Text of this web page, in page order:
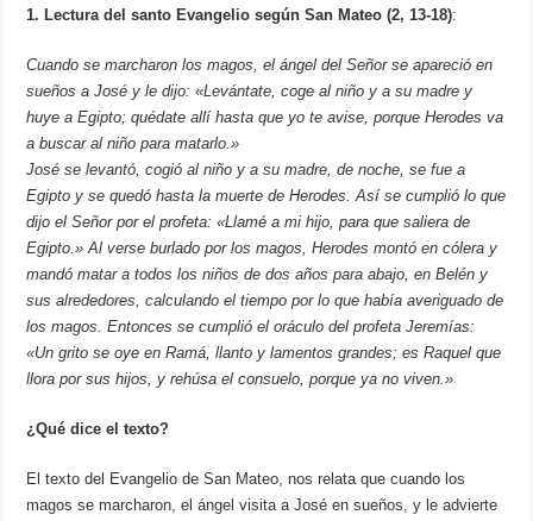
1. Lectura del santo Evangelio según San Mateo (2, 13-18):
Cuando se marcharon los magos, el ángel del Señor se apareció en
sueños a José y le dijo: «Levántate, coge al niño y a su madre y
huye a Egipto; quédate allí hasta que yo te avise, porque Herodes va
a buscar al niño para matarlo.»
José se levantó, cogió al niño y a su madre, de noche, se fue a
Egipto y se quedó hasta la muerte de Herodes. Así se cumplió lo que
dijo el Señor por el profeta: «Llamé a mi hijo, para que saliera de
Egipto.» Al verse burlado por los magos, Herodes montó en cólera y
mandó matar a todos los niños de dos años para abajo, en Belén y
sus alrededores, calculando el tiempo por lo que había averiguado de
los magos. Entonces se cumplió el oráculo del profeta Jeremías:
«Un grito se oye en Ramá, llanto y lamentos grandes; es Raquel que
llora por sus hijos, y rehúsa el consuelo, porque ya no viven.»
¿Qué dice el texto?
El texto del Evangelio de San Mateo, nos relata que cuando los
magos se marcharon, el ángel visita a José en sueños, y le advierte